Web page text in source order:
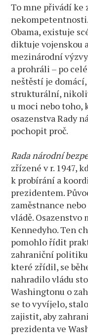
To mne přivádí
Obama, existuje
diktuje vojenskou
mezinárodní
a prohráli – po
neštěstí je
strukturální,
u moci nebo toho,
osazenstva Rady
pochopit proč.
Rada národní
zřízené v r. 1947,
k probírání a
prezidentem.
zaměstnance
vládě. Osazenstvo
Kennedyho. Ten
pomohlo řídit
zahraniční
které zřídil, se
nahradilo vládu
Washingtonu o
se to vyvíjelo,
zajistit, aby
prezidenta ve